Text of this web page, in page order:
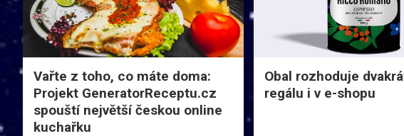
Vařte z toho, co máte doma:
Projekt GeneratorReceptu.cz
spouští největší českou online
kuchařku
Obal rozhoduje
regálu i v e-shopu